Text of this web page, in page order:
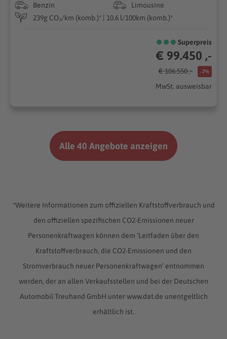
Benzin
Limousine
239g CO₂/km (komb.)* | 10.6 l/100km (komb.)*
Superpreis
€ 99.450 ,-
€ 106.550 ,- -7%
MwSt. ausweisbar
Alle 40 Angebote anzeigen
*Weitere Informationen zum offiziellen Kraftstoffverbrauch und
den offiziellen spezifischen CO2-Emissionen neuer
Personenkraftwagen können dem ‘Leitfaden über den
Kraftstoffverbrauch, die CO2-Emissionen und den
Stromverbrauch neuer Personenkraftwagen’ entnommen
werden, der an allen Verkaufsstellen und bei der Deutschen
Automobil Treuhand GmbH unter www.dat.de unentgeltlich
erhältlich ist.